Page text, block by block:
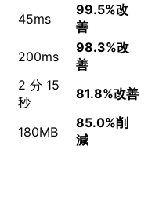
45ms
99.5%改
善
200ms
98.3%改
善
2 分 15
秒
81.8%改善
180MB
85.0%削
減